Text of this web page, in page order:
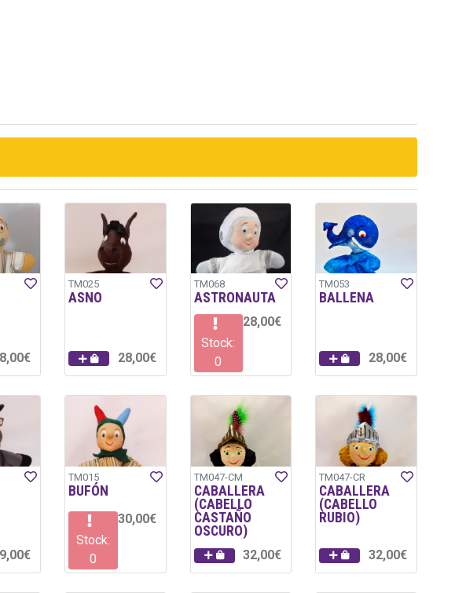
TM025
ASNO
28,00€
TM068
ASTRONAUTA
Stock:
0
28,00€
TM053
BALLENA
28,00€
TM015
BUFÓN
Stock:
0
30,00€
TM047-CM
CABALLERA
(CABELLO
CASTAÑO
OSCURO)
32,00€
TM047-CR
CABALLERA
(CABELLO
RUBIO)
32,00€